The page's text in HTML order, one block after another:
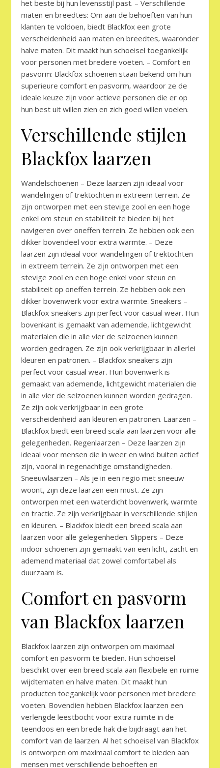
het beste bij hun levensstijl past. – Verschillende
maten en breedtes: Om aan de behoeften van hun
klanten te voldoen, biedt Blackfox een grote
verscheidenheid aan maten en breedtes, waaronder
halve maten. Dit maakt hun schoeisel toegankelijk
voor personen met bredere voeten. – Comfort en
pasvorm: Blackfox schoenen staan bekend om hun
superieure comfort en pasvorm, waardoor ze de
ideale keuze zijn voor actieve personen die er op
hun best uit willen zien en zich goed willen voelen.
Verschillende stijlen
Blackfox laarzen
Wandelschoenen – Deze laarzen zijn ideaal voor
wandelingen of trektochten in extreem terrein. Ze
zijn ontworpen met een stevige zool en een hoge
enkel om steun en stabiliteit te bieden bij het
navigeren over oneffen terrein. Ze hebben ook een
dikker bovendeel voor extra warmte. – Deze
laarzen zijn ideaal voor wandelingen of trektochten
in extreem terrein. Ze zijn ontworpen met een
stevige zool en een hoge enkel voor steun en
stabiliteit op oneffen terrein. Ze hebben ook een
dikker bovenwerk voor extra warmte. Sneakers –
Blackfox sneakers zijn perfect voor casual wear. Hun
bovenkant is gemaakt van ademende, lichtgewicht
materialen die in alle vier de seizoenen kunnen
worden gedragen. Ze zijn ook verkrijgbaar in allerlei
kleuren en patronen. – Blackfox sneakers zijn
perfect voor casual wear. Hun bovenwerk is
gemaakt van ademende, lichtgewicht materialen die
in alle vier de seizoenen kunnen worden gedragen.
Ze zijn ook verkrijgbaar in een grote
verscheidenheid aan kleuren en patronen. Laarzen –
Blackfox biedt een breed scala aan laarzen voor alle
gelegenheden. Regenlaarzen – Deze laarzen zijn
ideaal voor mensen die in weer en wind buiten actief
zijn, vooral in regenachtige omstandigheden.
Sneeuwlaarzen – Als je in een regio met sneeuw
woont, zijn deze laarzen een must. Ze zijn
ontworpen met een waterdicht bovenwerk, warmte
en tractie. Ze zijn verkrijgbaar in verschillende stijlen
en kleuren. – Blackfox biedt een breed scala aan
laarzen voor alle gelegenheden. Slippers – Deze
indoor schoenen zijn gemaakt van een licht, zacht en
ademend materiaal dat zowel comfortabel als
duurzaam is.
Comfort en pasvorm
van Blackfox laarzen
Blackfox laarzen zijn ontworpen om maximaal
comfort en pasvorm te bieden. Hun schoeisel
beschikt over een breed scala aan flexibele en ruime
wijdtematen en halve maten. Dit maakt hun
producten toegankelijk voor personen met bredere
voeten. Bovendien hebben Blackfox laarzen een
verlengde leestbocht voor extra ruimte in de
teendoos en een brede hak die bijdraagt aan het
comfort van de laarzen. Al het schoeisel van Blackfox
is ontworpen om maximaal comfort te bieden aan
mensen met verschillende behoeften en